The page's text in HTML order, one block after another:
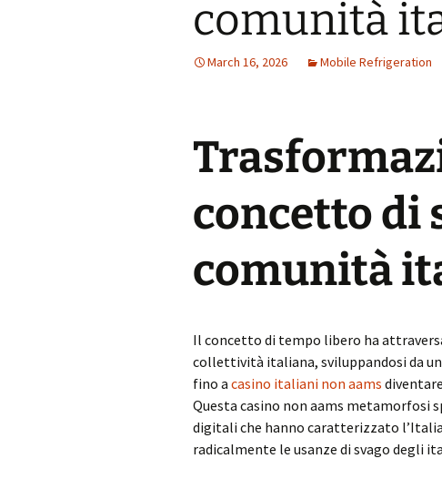
comunità
March 16, 2026 Mobile Refrigeration
concetto di
comunità
Il concetto di tempo libero ha
collettività italiana, sviluppandosi da
fino a casino italiani non aams
Questa casino non aams metamorfosi
digitali che hanno caratterizzato
radicalmente le usanze di svago degli